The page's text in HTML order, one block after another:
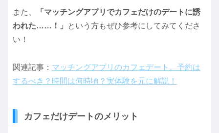
また、
「マッチングアプリでカフェだけのデートに誘
われた……！」
という方もぜひ参考にしてみてくださ
い！
関連記事： マッチングアプリのカフェデート。予約は
するべき？時間は何時頃？実体験を元に解説！
カフェだけデートのメリット